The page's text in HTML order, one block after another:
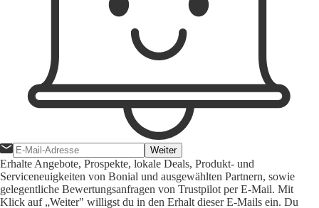
Weiter
Erhalte Angebote, Prospekte, lokale Deals, Produkt- und
Serviceneuigkeiten von Bonial und ausgewählten Partnern, sowie
gelegentliche Bewertungsanfragen von Trustpilot per E-Mail. Mit
Klick auf „Weiter" willigst du in den Erhalt dieser E-Mails ein. Du